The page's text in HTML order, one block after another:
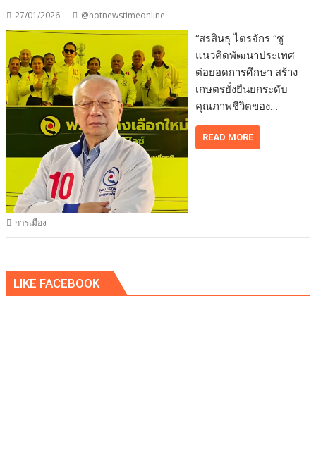
27/01/2026 @hotnewstimeonline
“สรสินธุ ไตรจักร “ชู
แนวคิดพัฒนาประเทศ
ต่อยอดการศึกษา สร้าง
เกษตรยั่งยืนยกระดับ
คุณภาพชีวิตของ…
READ MORE
การเมือง
LIKE FACEBOOK